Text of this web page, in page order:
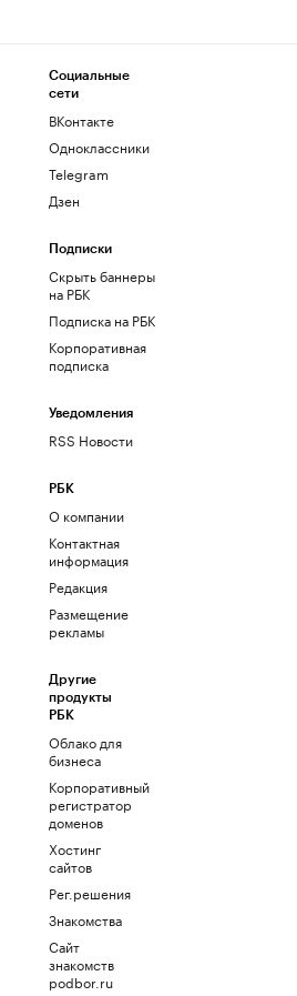
Социальные
сети
ВКонтакте
Одноклассники
Telegram
Дзен
Подписки
Скрыть баннеры
на РБК
Подписка на РБК
Корпоративная
подписка
Уведомления
RSS Новости
РБК
О компании
Контактная
информация
Редакция
Размещение
рекламы
Другие
продукты
РБК
Облако для
бизнеса
Корпоративный
регистратор
доменов
Хостинг
сайтов
Рег.решения
Знакомства
Сайт
знакомств
podbor.ru